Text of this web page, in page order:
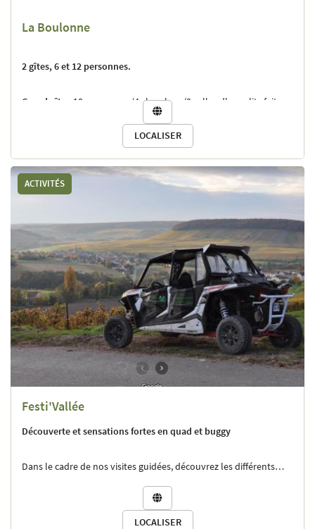
La Boulonne
2 gîtes, 6 et 12 personnes.
Grand gîte :
10 personnes (4 chambres/3 salles d'eau ; lits faits et
linge de toilette fourni/ménage compris ; pas de petits
déjeuners) à partir de 98 € la nuit
dans chaque chambre ; lits faits et linge de toilette
fourni/ménage compris ; pas de petits déjeuners) à partir de 65 €
Les 2 gîtesà partir de 145 € la nuit
Laurence MIGNON vous accueille depuis 2003 dans les deux gîtes
du domaine viticole familial situé à Festigny, au coeur de la
Vallée de la Marne.
Contact:
Laurence
📞 03 26 58 34 24 / 06 87 63 17 58
.com

LOCALISER
ACTIVITÉS
Festi'Vallée
Découverte et sensations fortes en quad et buggy
Dans le cadre de nos visites guidées, découvrez les différents
vignobles, les sites historiques ainsi que les différents points de
vue géographiques surplombant la Vallée de la Marne.
Au départ de Festigny, vous pourrez notamment visiter la ville

LOCALISER